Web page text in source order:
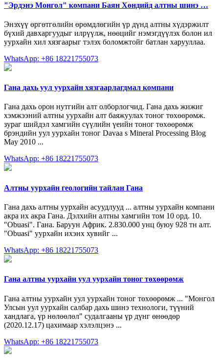
"Эрдэнэ Монгол" компани Баян Хөндийд алтны шинэ …
Энэхүү өргөтгөлийн өрөмдлөгийн үр дүнд алтны хүдэржилт
бүхий давхаргуудыг илрүүлж, нөөцийг нэмэгдүүлэх болон ил
уурхайн хил хязгаарыг тэлэх боломжтойг батлан харууллаа.
WhatsApp: +86 18221755073
Гана дахь уул уурхайн хязгаарлагдмал компани
Гана дахь орон нутгийн алт олборлогчид. Гана дахь жижиг
хэмжээний алтны уурхайн алт баяжуулах тоног төхөөрөмж.
зураг шийдэл хамгийн сүүлийн үеийн тоног төхөөрөмж
брэндийн уул уурхайн тоног Davaa s Mineral Processing Blog
May 2010 ...
WhatsApp: +86 18221755073
Алтны уурхайн геологийн тайлан Гана
Гана дахь алтны уурхайн асуудлууд ... алтны уурхайн компани
акра их акра Гана. Дэлхийн алтны хамгийн том 10 орд. 10.
"Obuasi". Гана. Баруун Африк. 2.830.000 унц буюу 928 тн алт.
"Obuasi" уурхайн ихэнх хувийг ...
WhatsApp: +86 18221755073
Гана алтны уурхайн уул уурхайн тоног төхөөрөмж
Гана алтны уурхайн уул уурхайн тоног төхөөрөмж ... "Монгол
Улсын уул уурхайн салбар дахь шинэ технологи, түүний
хандлага, үр нөлөөлөл" судалгааны үр дүнг өнөөдөр
(2020.12.17) цахимаар хэлэлцэнэ ...
WhatsApp: +86 18221755073